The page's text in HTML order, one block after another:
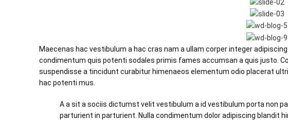
Maecenas hac vestibulum a hac cras nam a ullam corper integer
condimentum quis potenti sodales primis fames accumsan a quis justo.
suspendisse a tincidunt curabitur himenaeos elementum odio placerat
hac potenti mus.
A a sit a sociis dictumst velit vestibulum a id vestibulum porta non
parturient in parturient. Nulla condimentum dolor adipiscing blandit